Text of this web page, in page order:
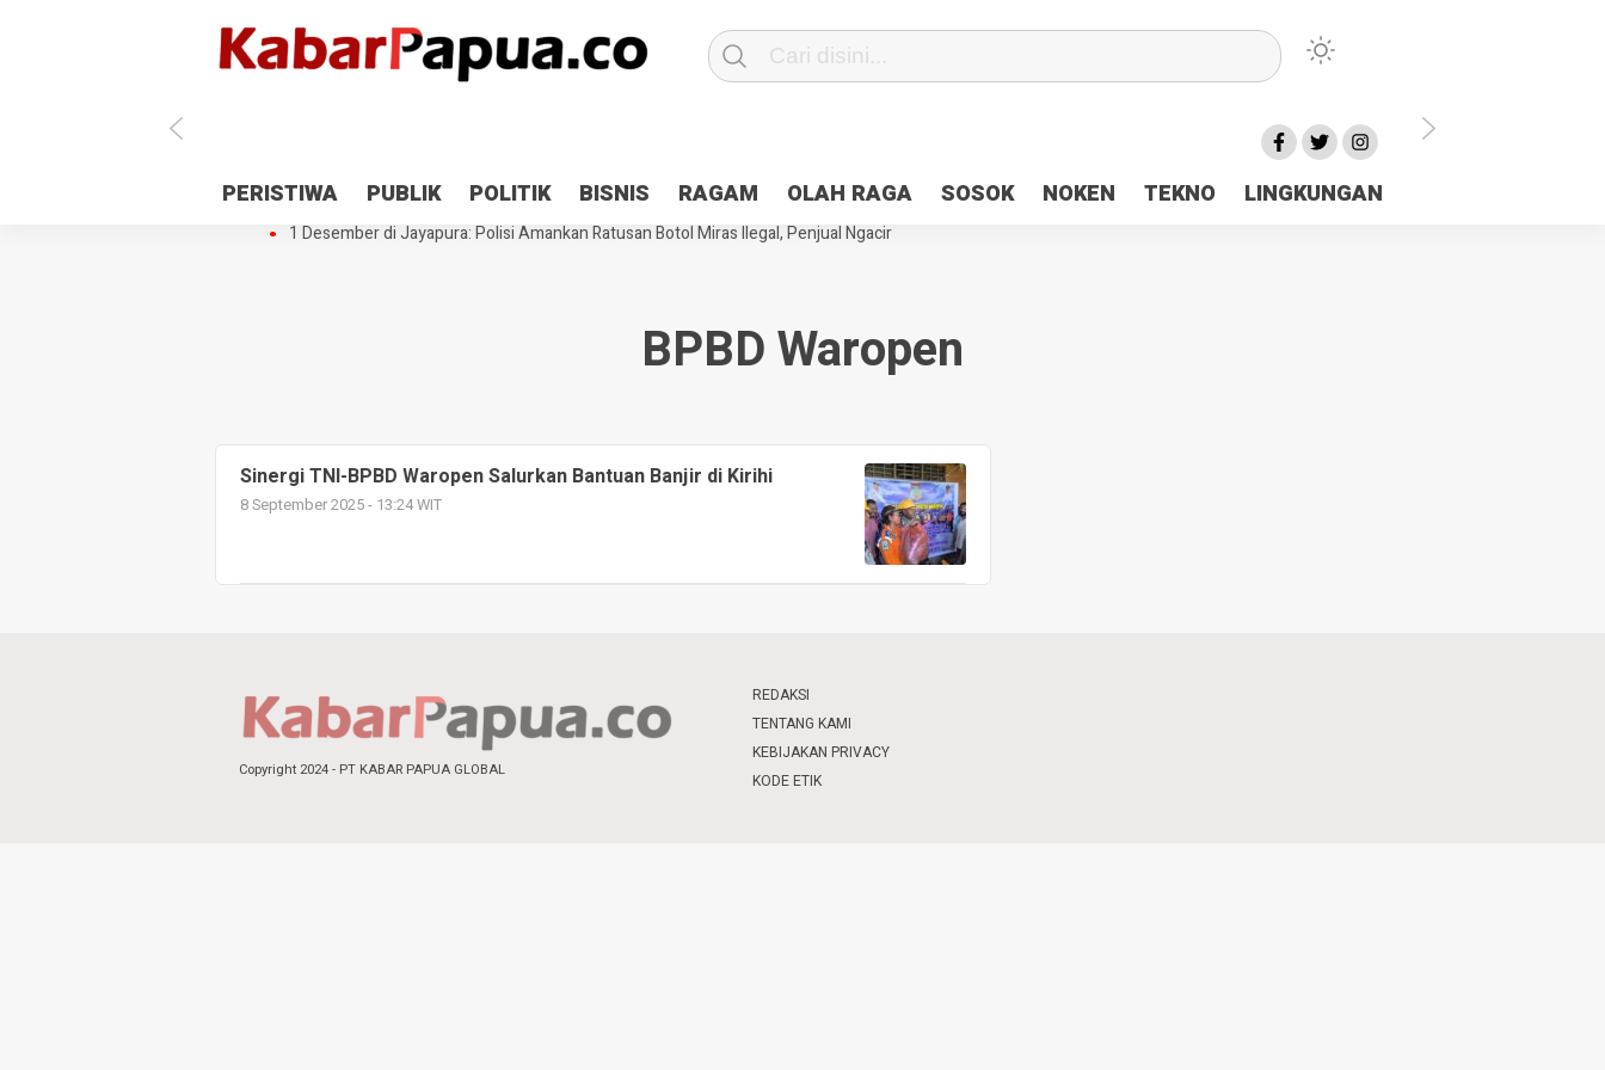
PERISTIWA PUBLIK POLITIK BISNIS RAGAM OLAH RAGA SOSOK NOKEN TEKNO LINGKUNGAN
Antisipasi 1 Desember, TNI Polri Patroli 2×24 jam di Kota Jayapura
Pesan Sejuk Polri di Deklarasi Pemilu Ceria Tanah Papua
Gedung Perpustakaan SMPN 5 Sentani Terbakar
Hibah Pilkada Jayapura Cair 10 Persen, Deposit Kas Daerah Rp23 Miliar Disorot
1 Desember di Jayapura: Polisi Amankan Ratusan Botol Miras Ilegal, Penjual Ngacir
BPBD Waropen
Sinergi TNI-BPBD Waropen Salurkan Bantuan Banjir di Kirihi
8 September 2025 - 13:24 WIT
Copyright 2024 - PT KABAR PAPUA GLOBAL
REDAKSI
TENTANG KAMI
KEBIJAKAN PRIVACY
KODE ETIK